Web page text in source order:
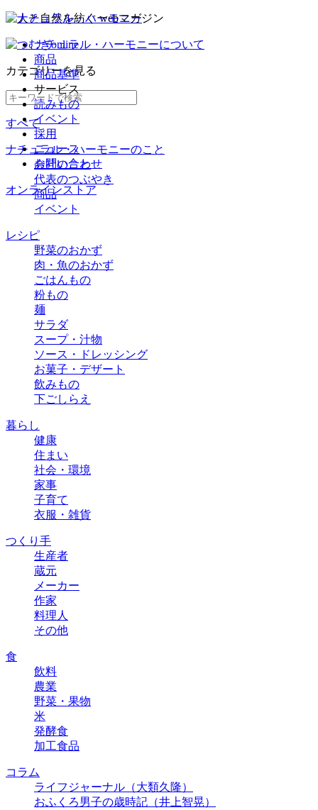
ナチュラル・ハーモニーについて
商品
商品基準
サービス
読みもの
イベント
採用
ニュース
お問い合わせ
オンラインストア
カテゴリーを見る
すべて
ナチュラル・ハーモニーのこと
会社のこと
代表のつぶやき
商品
イベント
レシピ
野菜のおかず
肉・魚のおかず
ごはんもの
粉もの
麺
サラダ
スープ・汁物
ソース・ドレッシング
お菓子・デザート
飲みもの
下ごしらえ
暮らし
健康
住まい
社会・環境
家事
子育て
衣服・雑貨
つくり手
生産者
蔵元
メーカー
作家
料理人
その他
食
飲料
農業
野菜・果物
米
発酵食
加工食品
コラム
ライフジャーナル（大類久隆）
おふくろ男子の歳時記（井上智晃）